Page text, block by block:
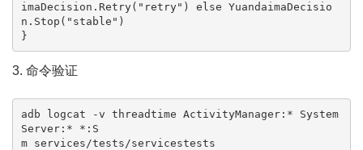
imaDecision.Retry("retry") else YuandaimaDecisio
n.Stop("stable")
}
3. 命令验证
adb logcat -v threadtime ActivityManager:* System
Server:* *:S
m services/tests/servicestests